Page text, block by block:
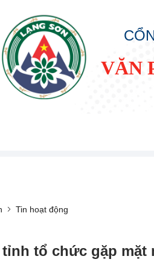
VĂN
Tin hoạt động
tổ chức gặp mặt